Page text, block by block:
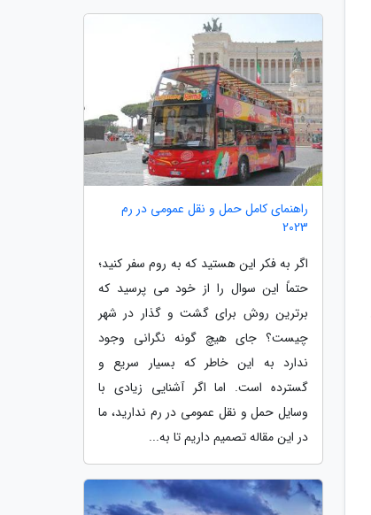
راهنمای کامل حمل و نقل عمومی در رم
2023
اگر به فکر این هستید که به روم سفر کنید؛
حتماً این سوال را از خود می پرسید که
برترین روش برای گشت و گذار در شهر
چیست؟ جای هیچ گونه نگرانی وجود
ندارد به این خاطر که بسیار سریع و
گسترده است. اما اگر آشنایی زیادی با
وسایل حمل و نقل عمومی در رم ندارید، ما
در این مقاله تصمیم داریم تا به...